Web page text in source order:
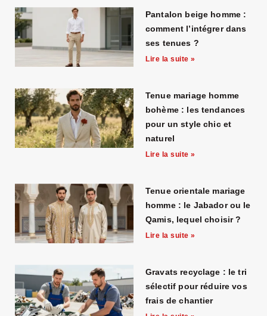
Pantalon beige homme :
comment l’intégrer dans
ses tenues ?
Lire la suite »
Tenue mariage homme
bohème : les tendances
pour un style chic et
naturel
Lire la suite »
Tenue orientale mariage
homme : le Jabador ou le
Qamis, lequel choisir ?
Lire la suite »
Gravats recyclage : le tri
sélectif pour réduire vos
frais de chantier